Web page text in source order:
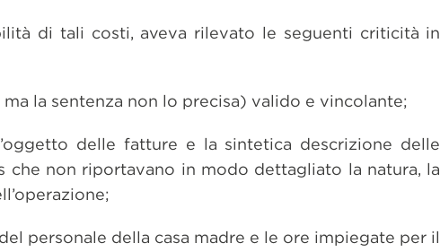
di tali costi, aveva rilevato le seguenti criticità in
la sentenza non lo precisa) valido e vincolante;
delle fatture e la sintetica descrizione delle
non riportavano in modo dettagliato la natura, la
personale della casa madre e le ore impiegate per il